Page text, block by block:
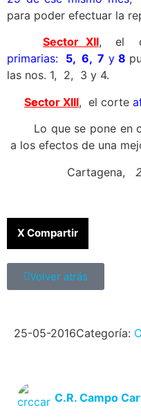
para poder efectuar la
Sector XII, el
primarias: 5, 6, 7 y8
las nos. 1, 2, 3 y 4.
Sector XIII, el corte
Lo que se pone en
a los efectos de una
Cartagena,
X Compartir
Volver atrás
25-05-2016Categoría:
C.R. Campo